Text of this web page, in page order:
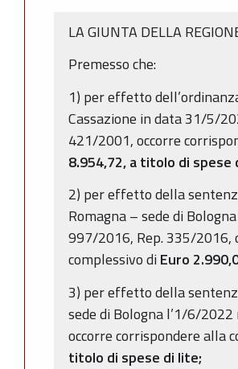
LA GIUNTA DELLA
Premesso che:
1) per effetto
Cassazione in data 31/5/
421/2001, occorre
8.954,72,a titolo di spese
2) per effetto della
Romagna – sede di
997/2016, Rep. 335/2016,
complessivo diEuro
3) per effetto della
sede di Bologna l’1/6/
occorre corrispondere alla
titolo di spese di lite;